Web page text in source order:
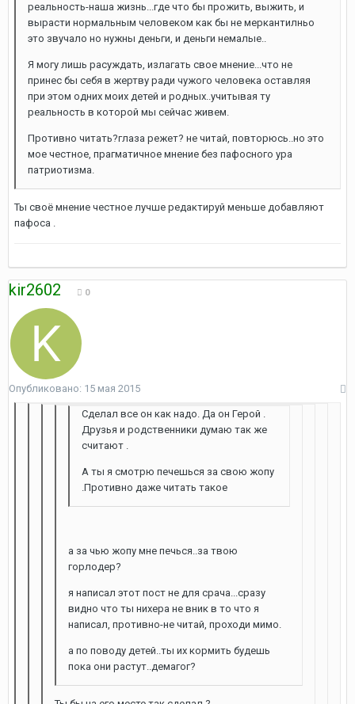
реальность-наша жизнь...где что бы прожить, выжить, и
вырасти нормальным человеком как бы не меркантилньо
это звучало но нужны деньги, и деньги немалые..
Я могу лишь расуждать, излагать свое мнение...что не
принес бы себя в жертву ради чужого человека оставляя
при этом одних моих детей и родных..учитывая ту
реальность в которой мы сейчас живем.
Противно читать?глаза режет? не читай, повторюсь..но это
мое честное, прагматичное мнение без пафосного ура
патриотизма.
Ты своё мнение честное лучше редактируй меньше добавляют
пафоса .
kir2602 0
Опубликовано: 15 мая 2015
Сделал все он как надо. Да он Герой .
Друзья и родственники думаю так же
считают .
А ты я смотрю печешься за свою жопу
.Противно даже читать такое
а за чью жопу мне печься..за твою
горлодер?
я написал этот пост не для срача...сразу
видно что ты нихера не вник в то что я
написал, противно-не читай, проходи мимо.
а по поводу детей..ты их кормить будешь
пока они растут..демагог?